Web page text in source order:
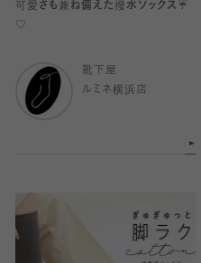
可愛さも兼ね備えた撥水ソックス☔️
♡
靴下屋
ルミネ横浜店